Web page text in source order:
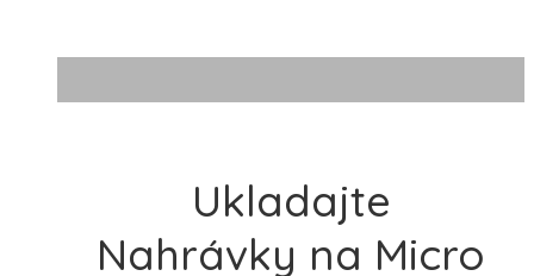
Ukladajte
Nahrávky na Micro